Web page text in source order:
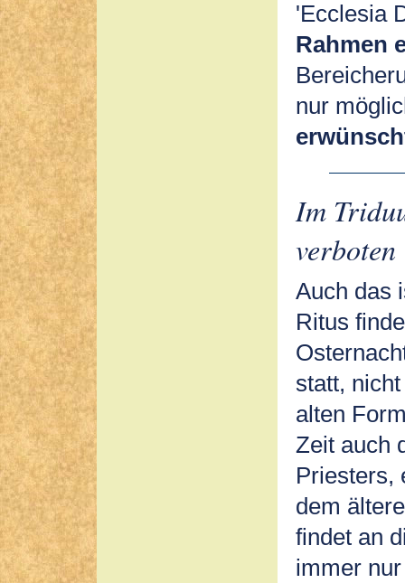
'Ecclesia
Rahmen
nur
Im
verboten
Auch das
Ritus
statt,
alten
Zeit auch
Priesters,
dem
findet an
immer